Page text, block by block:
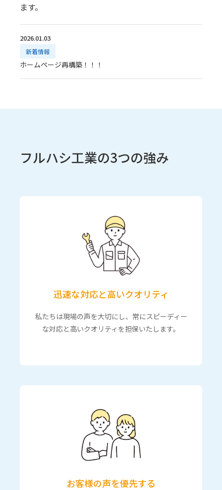
ます。
2026.01.03
新着情報
ホームページ再構築！！！
フルハシ工業の3つの強み
迅速な対応と高いクオリティ
私たちは現場の声を大切にし、常にスピーディー
な対応と高いクオリティを担保いたします。
お客様の声を優先する